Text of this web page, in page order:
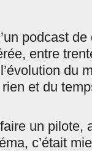
podcast
entre
du
et du
un pilote,
c’était